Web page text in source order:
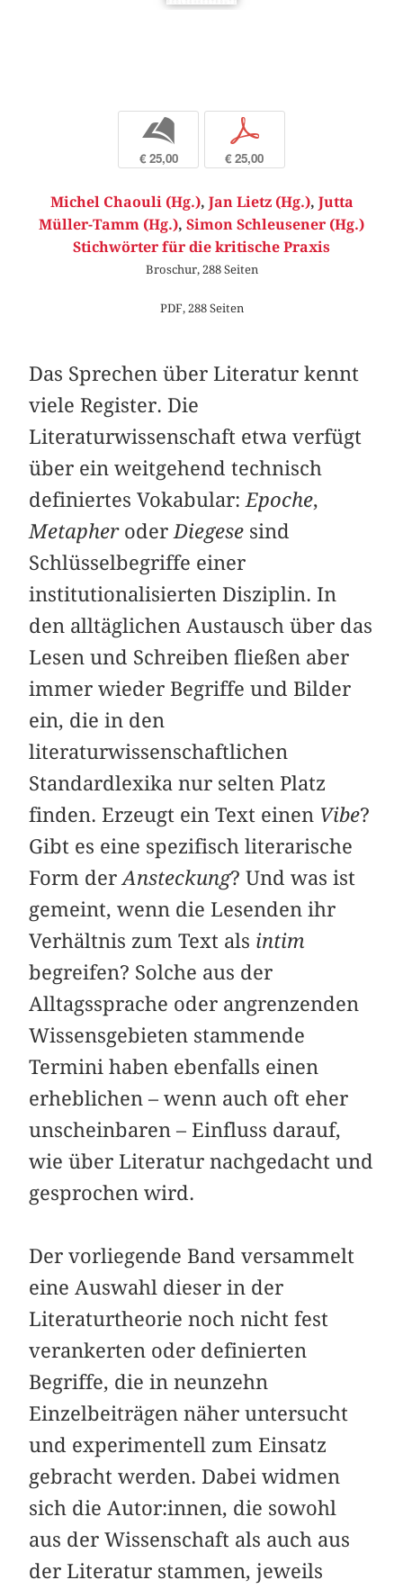
b
€ 25,00
p
€ 25,00
Michel Chaouli (Hg.), Jan Lietz (Hg.), Jutta
Müller-Tamm (Hg.), Simon Schleusener (Hg.)
Stichwörter für die kritische Praxis
Broschur, 288 Seiten
PDF, 288 Seiten
Das Sprechen über Literatur kennt
viele Register. Die
Literaturwissenschaft etwa verfügt
über ein weitgehend technisch
definiertes Vokabular: Epoche,
Metapheroder Diegese sind
Schlüsselbegriffe einer
institutionalisierten Disziplin. In
den alltäglichen Austausch über das
Lesen und Schreiben fließen aber
immer wieder Begriffe und Bilder
ein, die in den
literaturwissenschaftlichen
Standardlexika nur selten Platz
finden. Erzeugt ein Text einen Vibe?
Gibt es eine spezifisch literarische
Form derAnsteckung? Und was ist
gemeint, wenn die Lesenden ihr
Verhältnis zum Text als intim
begreifen? Solche aus der
Alltagssprache oder angrenzenden
Wissensgebieten stammende
Termini haben ebenfalls einen
erheblichen – wenn auch oft eher
unscheinbaren – Einfluss darauf,
wie über Literatur nachgedacht und
gesprochen wird.
Der vorliegende Band versammelt
eine Auswahl dieser in der
Literaturtheorie noch nicht fest
verankerten oder definierten
Begriffe, die in neunzehn
Einzelbeiträgen näher untersucht
und experimentell zum Einsatz
gebracht werden. Dabei widmen
sich die Autor:innen, die sowohl
aus der Wissenschaft als auch aus
der Literatur stammen, jeweils